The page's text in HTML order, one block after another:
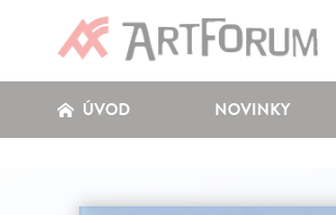
ÚVOD NOVINKY